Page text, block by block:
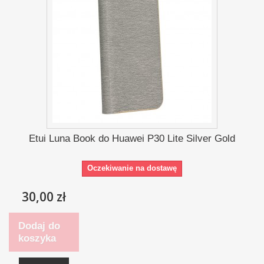
Etui Luna Book do Huawei P30 Lite Silver Gold
Oczekiwanie na dostawę
30,00 zł
Dodaj do
koszyka